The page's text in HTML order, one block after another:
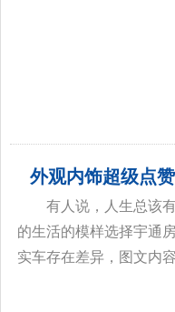
外观内饰超级点
有人说，人生总该
的生活的模样选择宇通
实车存在差异，图文内